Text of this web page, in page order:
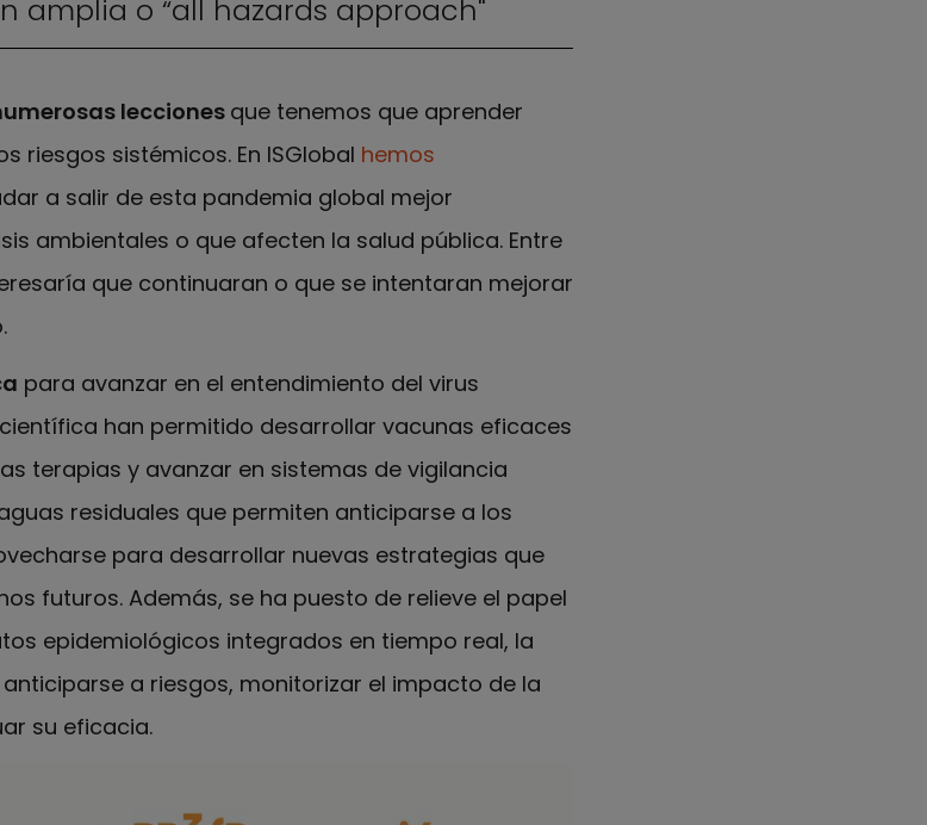
amplia o “all hazards approach"
lecciones que tenemos que aprender
riesgos sistémicos. En ISGlobal hemos
a salir de esta pandemia global mejor
ambientales o que afecten la salud pública. Entre
que continuaran o que se intentaran mejorar
para avanzar en el entendimiento del virus
han permitido desarrollar vacunas eficaces
terapias y avanzar en sistemas de vigilancia
residuales que permiten anticiparse a los
para desarrollar nuevas estrategias que
futuros. Además, se ha puesto de relieve el papel
epidemiológicos integrados en tiempo real, la
a riesgos, monitorizar el impacto de la
su eficacia.